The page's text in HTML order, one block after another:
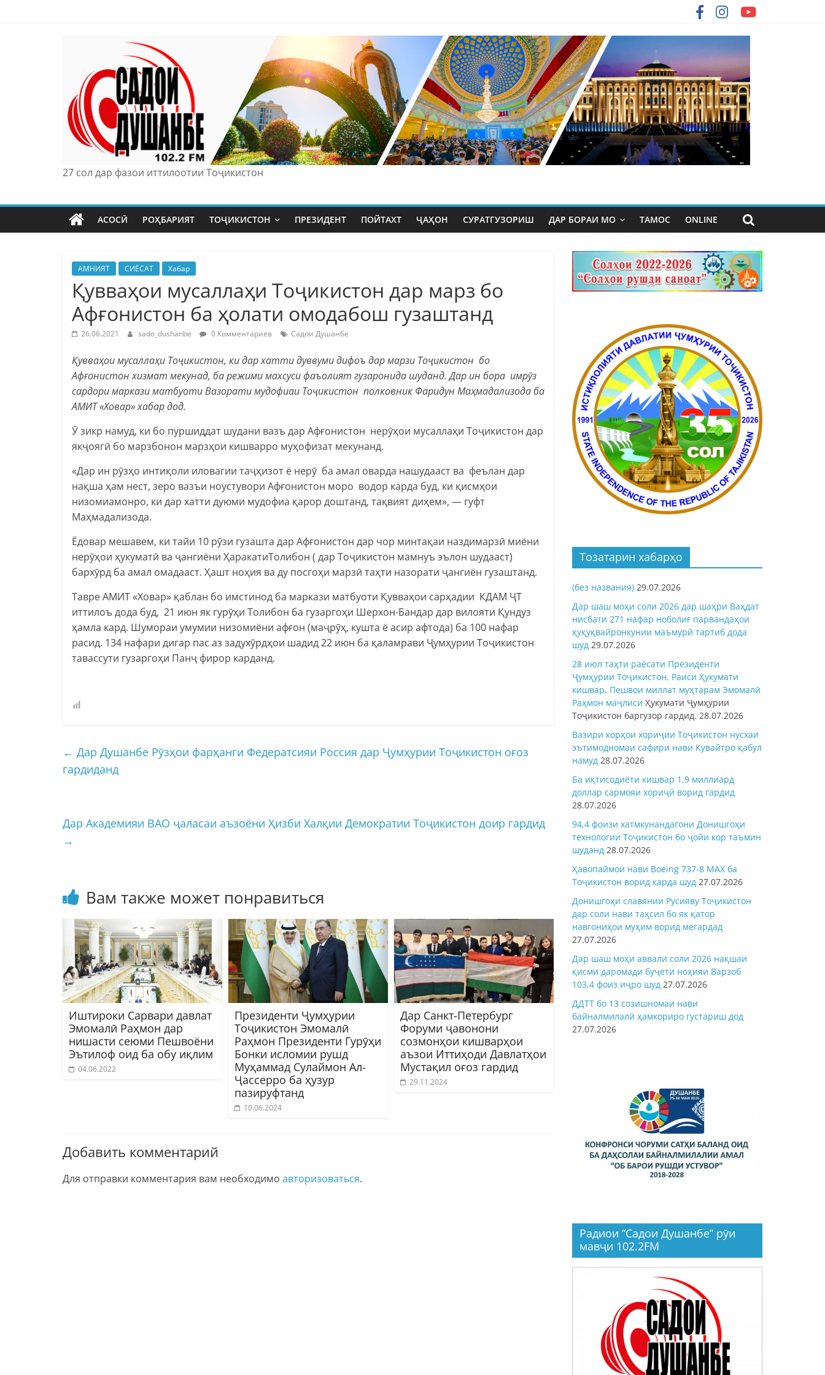
27 сол дар фазои иттилоотии Тоҷикистон
АСОСӢ РОҲБАРИЯТ ТОҶИКИСТОН ПРЕЗИДЕНТ ПОЙТАХТ ҶАҲОН СУРАТГУЗОРИШ ДАР БОРАИ МО ТАМОС ONLINE
АМНИЯТ СИЁСАТ Хабар
Қувваҳои мусаллаҳи Тоҷикистон дар марз бо
Афғонистон ба ҳолати омодабош гузаштанд
26.06.2021 sado_dushanbe 0 Комментариев Садои Душанбе
Қувваҳои мусаллаҳи Тоҷикистон, ки дар хатти дуввуми дифоъ дар марзи Тоҷикистон бо
Афғонистон хизмат мекунад, ба режими махсуси фаъолият гузаронида шуданд. Дар ин бора имрӯз
сардори маркази матбуоти Вазорати мудофиаи Тоҷикистон полковник Фаридун Маҳмадализода ба
АМИТ «Ховар» хабар дод.
Ӯ зикр намуд, ки бо пуршиддат шудани вазъ дар Афғонистон нерӯҳои мусаллаҳи Тоҷикистон дар
якҷоягӣ бо марзбонон марзҳои кишварро муҳофизат мекунанд.
«Дар ин рӯзҳо интиқоли иловагии таҷҳизот ё нерӯ ба амал оварда нашудааст ва феълан дар
нақша ҳам нест, зеро вазъи ноустувори Афғонистон моро водор карда буд, ки қисмҳои
низомиамонро, ки дар хатти дуюми мудофиа қарор доштанд, тақвият диҳем», — гуфт
Маҳмадализода.
Ёдовар мешавем, ки тайи 10 рӯзи гузашта дар Афғонистон дар чор минтақаи наздимарзӣ миёни
нерӯҳои ҳукуматӣ ва ҷангиёни ҲаракатиТолибон ( дар Тоҷикистон мамнуъ эълон шудааст)
бархӯрд ба амал омадааст. Ҳашт ноҳия ва ду посгоҳи марзӣ таҳти назорати ҷангиён гузаштанд.
Тавре АМИТ «Ховар» қаблан бо имстинод ба маркази матбуоти Қувваҳои сарҳадии КДАМ ҶТ
иттилоъ дода буд, 21 июн як гурӯҳи Толибон ба гузаргоҳи Шерхон-Бандар дар вилояти Қундуз
ҳамла кард. Шумораи умумии низомиёни афғон (маҷрӯҳ, кушта ё асир афтода) ба 100 нафар
расид. 134 нафари дигар пас аз задухӯрдҳои шадид 22 июн ба қаламрави Ҷумҳурии Тоҷикистон
тавассути гузаргоҳи Панҷ фирор карданд.
← Дар Душанбе Рӯзҳои фарҳанги Федератсияи Россия дар Ҷумҳурии Тоҷикистон оғоз
гардиданд
Дар Академияи ВАО ҷаласаи аъзоёни Ҳизби Халқии Демократии Тоҷикистон доир гардид
→
Вам также может понравиться
Иштироки Сарвари давлат
Эмомалӣ Раҳмон дар
нишасти сеюми Пешвоёни
Эътилоф оид ба обу иқлим
04.06.2022
Президенти Ҷумҳурии
Тоҷикистон Эмомалӣ
Раҳмон Президенти Гурӯҳи
Бонки исломии рушд
Муҳаммад Сулаймон Ал-
Ҷассерро ба ҳузур
пазируфтанд
10.06.2024
Дар Санкт-Петербург
Форуми ҷавонони
созмонҳои кишварҳои
аъзои Иттиҳоди Давлатҳои
Мустақил оғоз гардид
29.11.2024
Добавить комментарий
Для отправки комментария вам необходимо авторизоваться.
Тозатарин хабарҳо
(без названия) 29.07.2026
Дар шаш моҳи соли 2026 дар шаҳри Ваҳдат
нисбати 271 нафар ноболиғ парвандаҳои
ҳуқуқвайронкунии маъмурӣ тартиб дода
шуд 29.07.2026
28 июл таҳти раёсати Президенти
Ҷумҳурии Тоҷикистон, Раиси Ҳукумати
кишвар, Пешвои миллат муҳтарам Эмомалӣ
Раҳмон маҷлиси Ҳукумати Ҷумҳурии
Тоҷикистон баргузор гардид. 28.07.2026
Вазири корҳои хориҷии Тоҷикистон нусхаи
эътимодномаи сафири нави Кувайтро қабул
намуд 28.07.2026
Ба иқтисодиёти кишвар 1,9 миллиард
доллар сармояи хориҷӣ ворид гардид
28.07.2026
94,4 фоизи хатмкунандагони Донишгоҳи
технологии Тоҷикистон бо ҷойи кор таъмин
шуданд 28.07.2026
Ҳавопаймои нави Boeing 737-8 MAX ба
Тоҷикистон ворид карда шуд 27.07.2026
Донишгоҳи славянии Русияву Тоҷикистон
дар соли нави таҳсил бо як қатор
навгониҳои муҳим ворид мегардад
27.07.2026
Дар шаш моҳи аввали соли 2026 нақшаи
қисми даромади буҷети ноҳияи Варзоб
103,4 фоиз иҷро шуд 27.07.2026
ДДТТ бо 13 созишномаи нави
байналмилалӣ ҳамкориро густариш дод
27.07.2026
Радиои “Садои Душанбе” рӯи
мавҷи 102.2FM